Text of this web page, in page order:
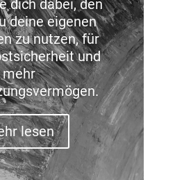
dich dabei, den
deine eigenen
zu nutzen, für
und
mehr
lesen